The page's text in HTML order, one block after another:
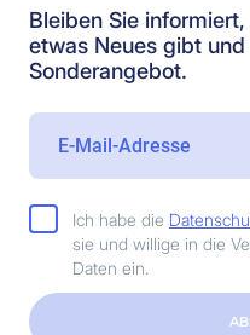
Bleiben Sie
etwas Neues gibt
Sonderangebot.
Ich habe die
sie und willige in die
Daten ein.